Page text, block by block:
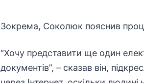
Зокрема, Соколюк пояснив
“Хочу представити ще один
документів”, – сказав він,